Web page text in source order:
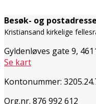
Besøk- og
Kristiansand kirkelige
Gyldenløves gate 9,
Se kart
Kontonummer:
Org.nr. 876 992 612